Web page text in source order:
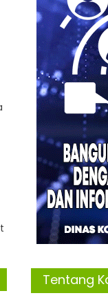
Tentang